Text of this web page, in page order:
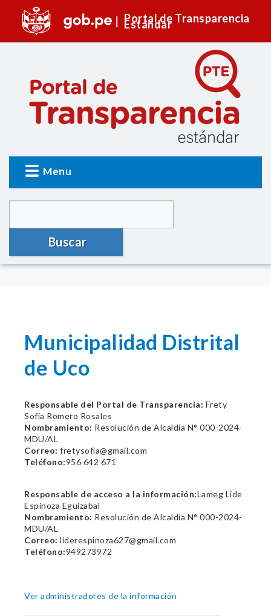
Portal de Transparencia
Estándar
Menu
Buscar
Municipalidad Distrital
de Uco
Responsable del Portal de Transparencia: Frety
Sofia Romero Rosales
Nombramiento: Resolución de Alcaldía N° 000-2024-
MDU/AL
Correo: fretysofia@gmail.com
Teléfono:956 642 671
Responsable de acceso a la información:Lameg Lide
Espinoza Eguizabal
Nombramiento: Resolución de Alcaldía N° 000-2024-
MDU/AL
Correo: liderespinoza627@gmail.com
Teléfono:949273972
Ver administradores de la información